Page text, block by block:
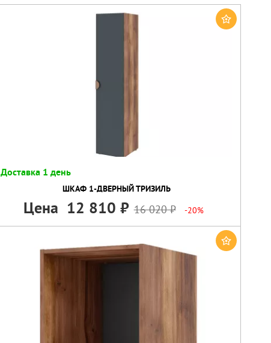
Доставка 1 день
ШКАФ 1-ДВЕРНЫЙ ТРИЗИЛЬ
Цена 12 810 16 020 -20%